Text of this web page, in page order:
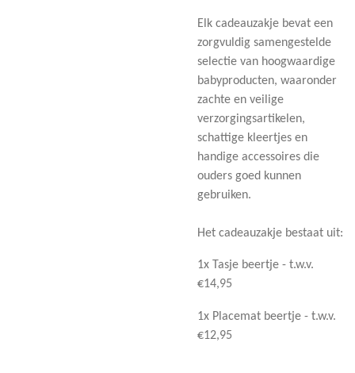
Elk cadeauzakje bevat een
zorgvuldig samengestelde
selectie van hoogwaardige
babyproducten, waaronder
zachte en veilige
verzorgingsartikelen,
schattige kleertjes en
handige accessoires die
ouders goed kunnen
gebruiken.
Het cadeauzakje bestaat uit:
1x Tasje beertje - t.w.v.
€14,95
1x Placemat beertje - t.w.v.
€12,95